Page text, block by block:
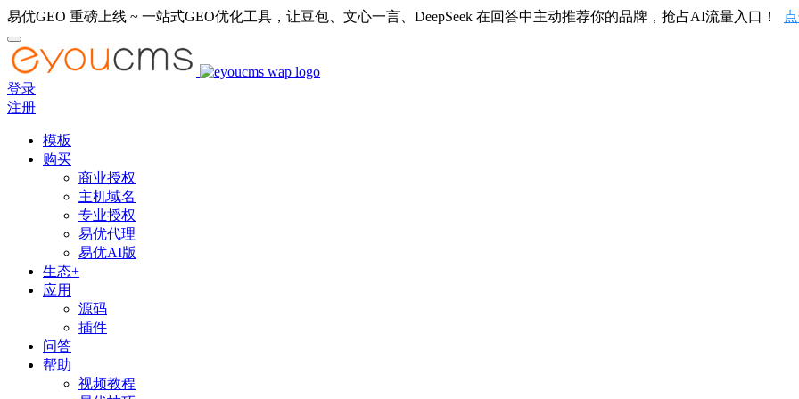
易优GEO 重磅上线 ~ 一站式GEO优化工具，让豆包、文心一言、DeepSeek 在回答中主动推荐你的品牌，抢占AI流量入口！
登录
注册
模板
购买
商业授权
主机域名
专业授权
易优代理
易优AI版
生态+
应用
源码
插件
问答
帮助
视频教程